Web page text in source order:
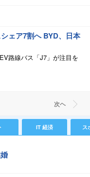
ェア7割へ BYD、日本
路線バス「J7」が注目を
次ヘ
IT 経済 ス